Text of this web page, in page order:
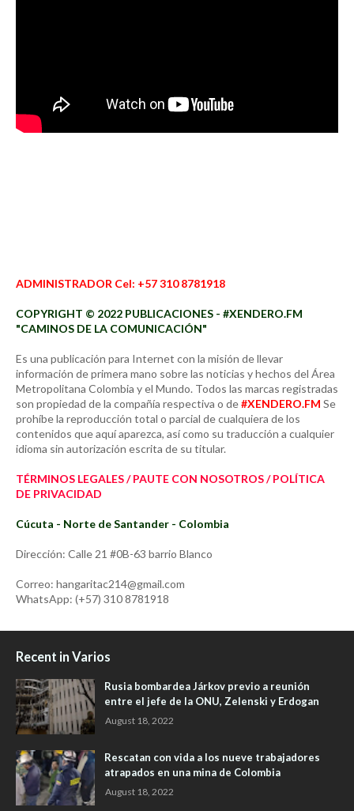
ADMINISTRADOR Cel: +57 310 8781918
COPYRIGHT © 2022 PUBLICACIONES - #XENDERO.FM
"CAMINOS DE LA COMUNICACIÓN"
Es una publicación para Internet con la misión de llevar
información de primera mano sobre las noticias y hechos del Área
Metropolitana Colombia y el Mundo. Todos las marcas registradas
son propiedad de la compañía respectiva o de#XENDERO.FM Se
prohíbe la reproducción total o parcial de cualquiera de los
contenidos que aquí aparezca, así como su traducción a cualquier
idioma sin autorización escrita de su titular.
TÉRMINOS LEGALES / PAUTE CON NOSOTROS / POLÍTICA
DE PRIVACIDAD
Cúcuta - Norte de Santander - Colombia
Dirección: Calle 21 #0B-63 barrio Blanco
Correo: hangaritac214@gmail.com
WhatsApp: (+57) 310 8781918
Recent in Varios
Rusia bombardea Járkov previo a reunión
entre el jefe de la ONU, Zelenski y Erdogan
August 18, 2022
Rescatan con vida a los nueve trabajadores
atrapados en una mina de Colombia
August 18, 2022